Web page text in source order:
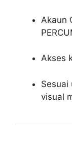
Akaun
Akses
Sesuai
visual